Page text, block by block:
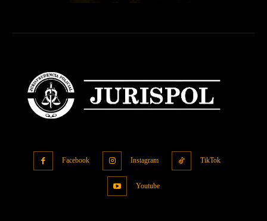
Facebook Instagram TikTok
Youtube